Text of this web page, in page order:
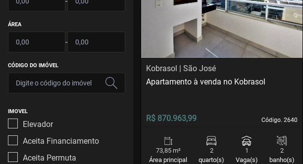
ÁREA
-
CÓDIGO DO IMÓVEL
IMOVEL
Elevador
Aceita Financiamento
Aceita Permuta
Kobrasol | São José
Código. 2640
Código. 2640
Apartamento à venda no Kobrasol
R$ 870.963,99
73,85 m²
Área principal
2
quarto(s)
1
Vaga(s)
2
banho(s)